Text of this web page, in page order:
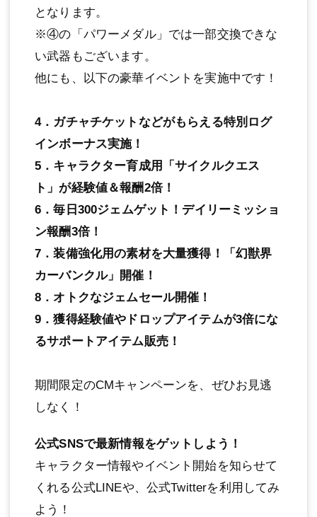
となります。
※④の「パワーメダル」では一部交換できな
い武器もございます。
他にも、以下の豪華イベントを実施中です！
4．ガチャチケットなどがもらえる特別ログ
インボーナス実施！
5．キャラクター育成用「サイクルクエス
ト」が経験値＆報酬2倍！
6．毎日300ジェムゲット！デイリーミッショ
ン報酬3倍！
7．装備強化用の素材を大量獲得！「幻獣界
カーバンクル」開催！
8．オトクなジェムセール開催！
9．獲得経験値やドロップアイテムが3倍にな
るサポートアイテム販売！
期間限定のCMキャンペーンを、ぜひお見逃
しなく！
公式SNSで最新情報をゲットしよう！
キャラクター情報やイベント開始を知らせて
くれる公式LINEや、公式Twitterを利用してみ
よう！